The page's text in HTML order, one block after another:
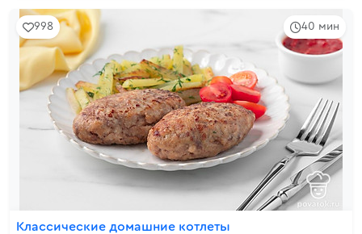
40 мин
998
Классические домашние котлеты